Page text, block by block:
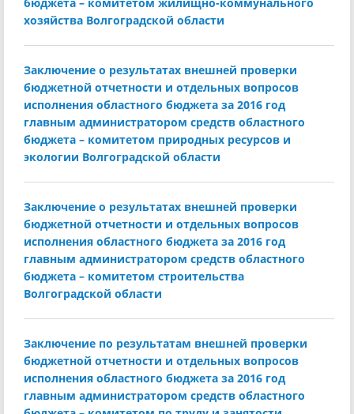
хозяйства Волгоградской области
Заключение о результатах внешней проверки
бюджетной отчетности и отдельных вопросов
исполнения областного бюджета за 2016 год
главным администратором средств областного
бюджета – комитетом природных ресурсов и
экологии Волгоградской области
Заключение о результатах внешней проверки
бюджетной отчетности и отдельных вопросов
исполнения областного бюджета за 2016 год
главным администратором средств областного
бюджета – комитетом строительства
Волгоградской области
Заключение по результатам внешней проверки
бюджетной отчетности и отдельных вопросов
исполнения областного бюджета за 2016 год
главным администратором средств областного